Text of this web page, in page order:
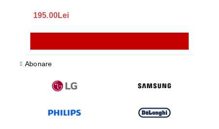
195.00Lei
Abonare